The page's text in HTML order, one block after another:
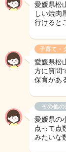
愛媛県松
しい焼肉
行けると
子育て・
愛媛県松
方に質問
保育があ
その他の
愛媛県の
点って点
みたいな